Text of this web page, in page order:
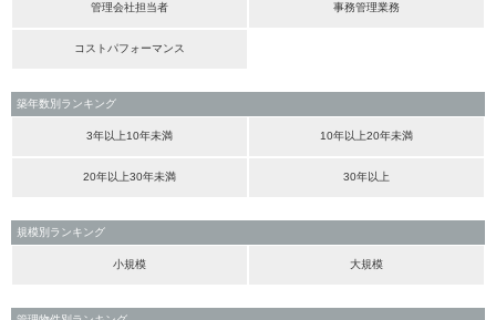
管理会社担当者 事務管理業務
コストパフォーマンス
築年数別ランキング
3年以上10年未満 10年以上20年未満
20年以上30年未満 30年以上
規模別ランキング
小規模 大規模